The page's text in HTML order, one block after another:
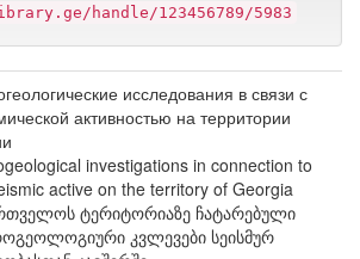
handle/123456789/5983
исследования в связи с
активностью на территории
investigations in connection to
active on the territory of Georgia
ტერიტორიაზე ჩატარებული
კვლევები სეისმურ